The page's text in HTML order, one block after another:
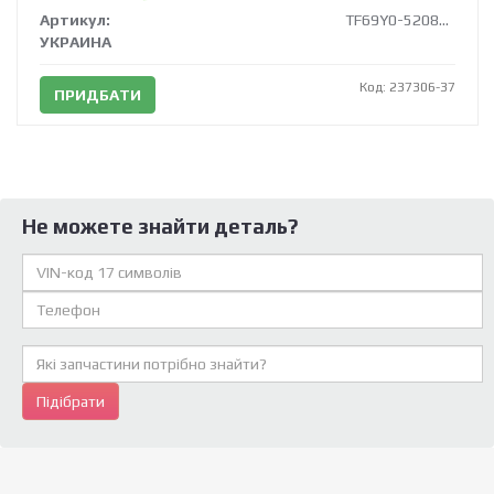
Артикул:
TF69Y0-5208324
УКРАИНА
ПРИДБАТИ Код: 237306-37
Не можете знайти деталь?
Підібрати